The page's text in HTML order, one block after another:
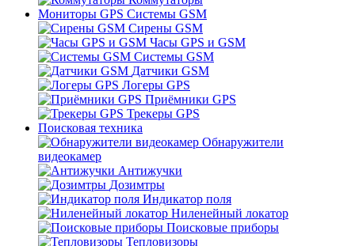
Мониторы GPS Системы GSM
Сирены GSM
Часы GPS и GSM
Системы GSM
Датчики GSM
Логеры GPS
Приёмники GPS
Трекеры GPS
Поисковая техника
Обнаружители
видеокамер
Антижучки
Дозимтры
Индикатор поля
Ниленейный локатор
Поисковые приборы
Тепловизоры